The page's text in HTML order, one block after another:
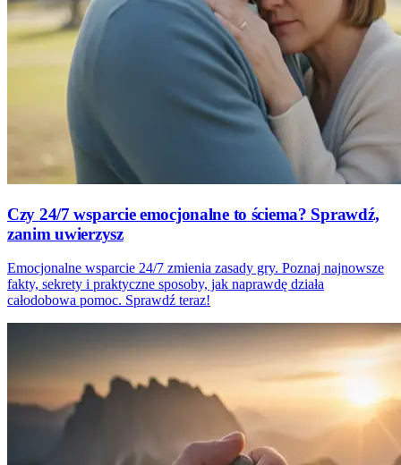
Czy 24/7 wsparcie emocjonalne to ściema? Sprawdź,
zanim uwierzysz
Emocjonalne wsparcie 24/7 zmienia zasady gry. Poznaj najnowsze
fakty, sekrety i praktyczne sposoby, jak naprawdę działa
całodobowa pomoc. Sprawdź teraz!